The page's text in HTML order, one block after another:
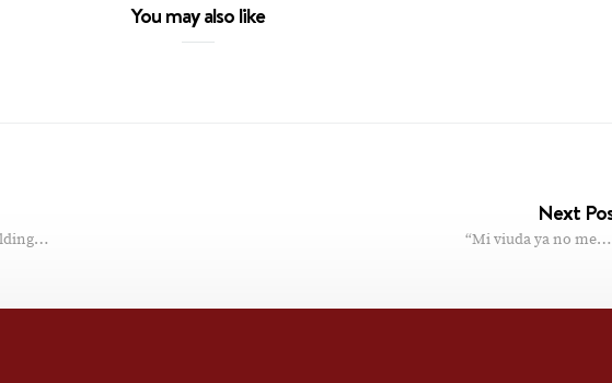
You may also like
Next
“Mi viuda ya no me…